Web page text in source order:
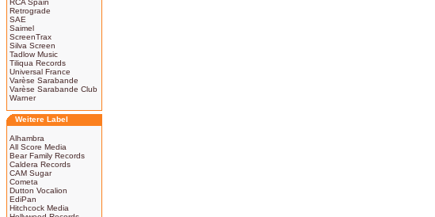
RCA Spain
Retrograde
SAE
Saimel
ScreenTrax
Silva Screen
Tadlow Music
Tiliqua Records
Universal France
Varèse Sarabande
Varèse Sarabande Club
Warner
Weitere Label
Alhambra
All Score Media
Bear Family Records
Caldera Records
CAM Sugar
Cometa
Dutton Vocalion
EdiPan
Hitchcock Media